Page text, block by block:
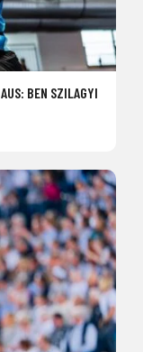
BEN SZILAGYI